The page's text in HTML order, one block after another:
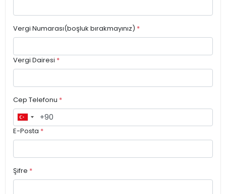
Vergi Numarası(boşluk bırakmayınız) *
Vergi Dairesi *
Cep Telefonu *
E-Posta *
Şifre *